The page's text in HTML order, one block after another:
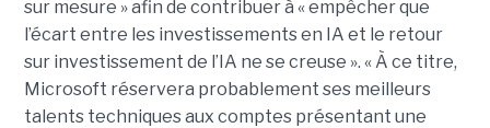
sur mesure » afin de contribuer à « empêcher que
l’écart entre les investissements en IA et le retour
sur investissement de l’IA ne se creuse ». « À ce titre,
Microsoft réservera probablement ses meilleurs
talents techniques aux comptes présentant une